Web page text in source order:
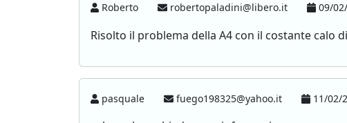
Roberto robertopaladini@libero.it 09/
Risolto il problema della A4 con il costante calo
pasquale fuego198325@yahoo.it 11/02/